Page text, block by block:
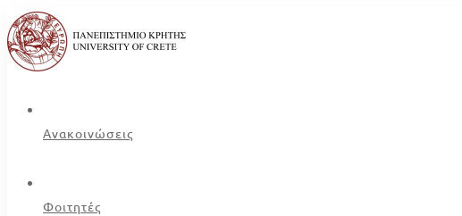
Ανακοινώσεις
Φοιτητές